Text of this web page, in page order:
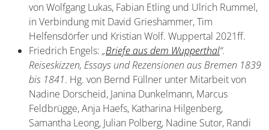
von Wolfgang Lukas, Fabian Etling und Ulrich Rummel,
in Verbindung mit David Grieshammer, Tim
Helfensdörfer und Kristian Wolf. Wuppertal 2021ff.
Friedrich Engels: „Briefe aus dem Wupperthal“.
Reiseskizzen, Essays und Rezensionen aus Bremen 1839
bis 1841. Hg. von Bernd Füllner unter Mitarbeit von
Nadine Dorscheid, Janina Dunkelmann, Marcus
Feldbrügge, Anja Haefs, Katharina Hilgenberg,
Samantha Leong, Julian Polberg, Nadine Sutor, Randi